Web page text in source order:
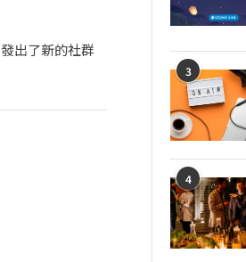
出了新的社群
3
4